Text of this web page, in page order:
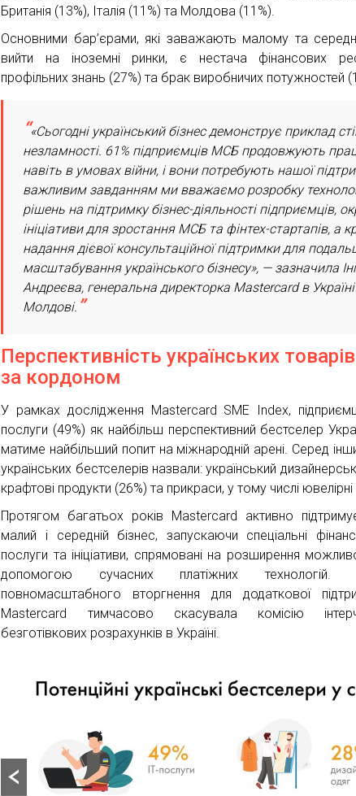
Британія (13%), Італія (11%) та Молдова (11%).
Основними бар’єрами, які заважають малому та
вийти на іноземні ринки, є нестача фінансових
профільних знань (27%) та брак виробничих потужностей
«Сьогодні український бізнес демонструє приклад
незламності. 61% підприємців МСБ продовжують
навіть в умовах війни, і вони потребують нашої
важливим завданням ми вважаємо розробку
рішень на підтримку бізнес-діяльності підприємців,
ініціативи для зростання МСБ та фінтех-стартапів, а
надання дієвої консультаційної підтримки для
масштабування українського бізнесу», — зазначила
Андреєва, генеральна директорка Mastercard в
Молдові.
Перспективність українських
за кордоном
У рамках дослідження Mastercard SME Index,
послуги (49%) як найбільш перспективний бестселер
матиме найбільший попит на міжнародній арені. Серед
українських бестселерів назвали: український
крафтові продукти (26%) та прикраси, у тому числі ювелірні
Протягом багатьох років Mastercard активно
малий і середній бізнес, запускаючи спеціальні
послуги та ініціативи, спрямовані на розширення
допомогою сучасних платіжних
повномасштабного вторгнення для додаткової
Mastercard тимчасово скасувала комісію
безготівкових розрахунків в Україні.